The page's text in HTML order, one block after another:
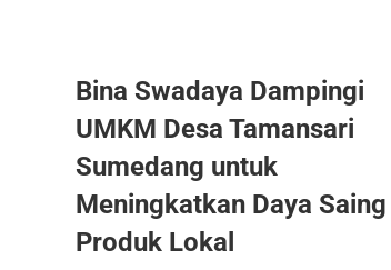
Bina Swadaya Dampingi
UMKM Desa Tamansari
Sumedang untuk
Meningkatkan Daya Saing
Produk Lokal